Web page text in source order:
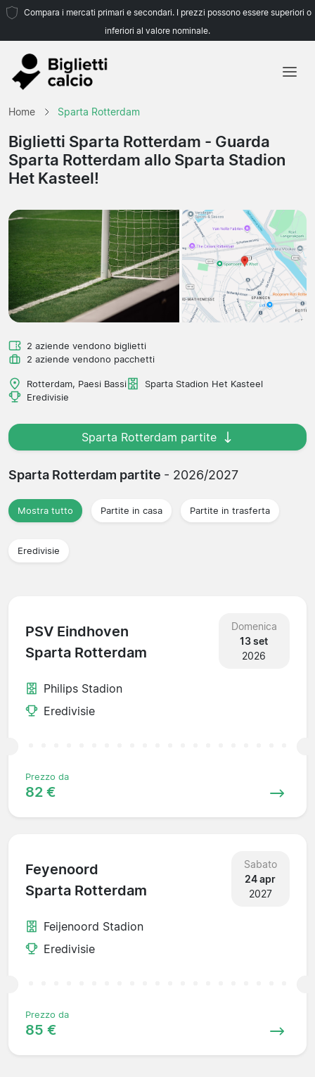
Compara i mercati primari e secondari. I prezzi possono essere superiori o
inferiori al valore nominale.
Squadre
Campionati
Home Sparta Rotterdam
Biglietti Sparta Rotterdam - Guarda
Sparta Rotterdam allo Sparta Stadion
Het Kasteel!
2 aziende vendono biglietti
2 aziende vendono pacchetti
Rotterdam, Paesi Bassi
Sparta Stadion Het Kasteel
Eredivisie
Sparta Rotterdam partite
Sparta Rotterdam partite - 2026/2027
Mostra tutto Partite in casa Partite in trasferta
Eredivisie
PSV Eindhoven
Sparta Rotterdam
Domenica
13 set
2026
Philips Stadion
Eredivisie
Prezzo da
82 €
Feyenoord
Sparta Rotterdam
Sabato
24 apr
2027
Feijenoord Stadion
Eredivisie
Prezzo da
85 €